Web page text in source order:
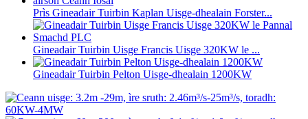
Prìs Gineadair Tuirbin Kaplan Uisge-dhealain Forster...
Gineadair Tuirbin Uisge Francis Uisge 320KW le ...
Gineadair Tuirbin Pelton Uisge-dhealain 1200KW